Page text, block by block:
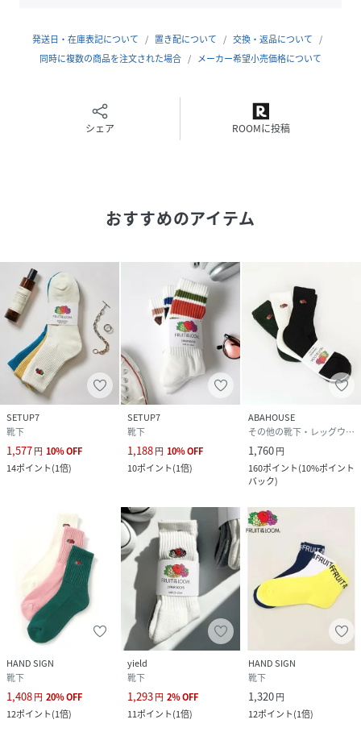
原産国 中国
発送日・在庫表記について 置き配について
交換・返品について
同時に複数の商品を注文された場合
メーカー希望小売価格について
シェア ROOMに投稿
おすすめのアイテム
SETUP7
靴下
1,577円 10%OFF
14ポイント(1倍)
SETUP7
靴下
1,188円 10%OFF
10ポイント(1倍)
ABAHOUSE
その他の靴下・レッグウェア
1,760円
160ポイント(10%ポイント
バック)
HAND SIGN
靴下
1,408円 20%OFF
12ポイント(1倍)
yield
靴下
1,293円 2%OFF
11ポイント(1倍)
HAND SIGN
靴下
1,320円
12ポイント(1倍)